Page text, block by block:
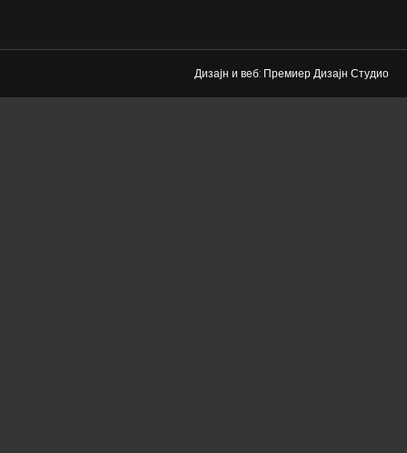
Дизајн и веб: Премиер Дизајн Студио